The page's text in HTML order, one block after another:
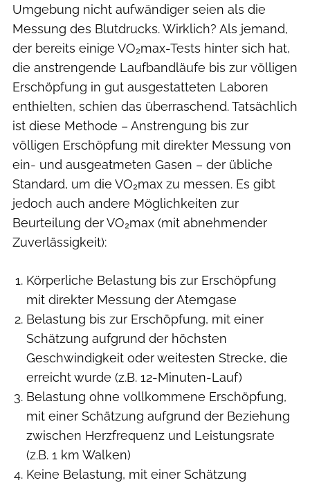
Umgebung nicht aufwändiger seien als die
Messung des Blutdrucks. Wirklich? Als jemand,
der bereits einige VO₂max-Tests hinter sich hat,
die anstrengende Laufbandläufe bis zur völligen
Erschöpfung in gut ausgestatteten Laboren
enthielten, schien das überraschend. Tatsächlich
ist diese Methode – Anstrengung bis zur
völligen Erschöpfung mit direkter Messung von
ein- und ausgeatmeten Gasen – der übliche
Standard, um die VO₂max zu messen. Es gibt
jedoch auch andere Möglichkeiten zur
Beurteilung der VO₂max (mit abnehmender
Zuverlässigkeit):
Körperliche Belastung bis zur Erschöpfung
mit direkter Messung der Atemgase
Belastung bis zur Erschöpfung, mit einer
Schätzung aufgrund der höchsten
Geschwindigkeit oder weitesten Strecke, die
erreicht wurde (z.B. 12-Minuten-Lauf)
Belastung ohne vollkommene Erschöpfung,
mit einer Schätzung aufgrund der Beziehung
zwischen Herzfrequenz und Leistungsrate
(z.B. 1 km Walken)
Keine Belastung, mit einer Schätzung